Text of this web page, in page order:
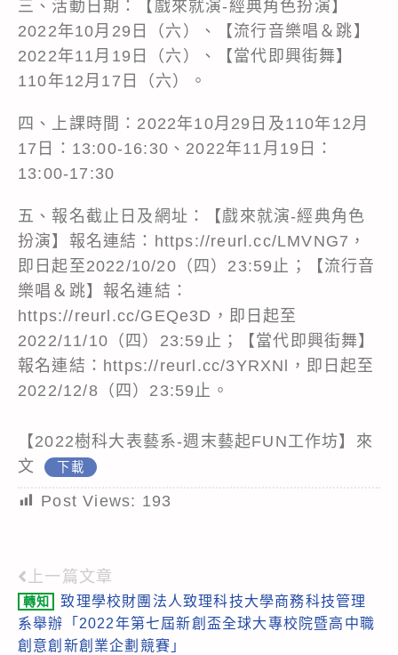
三、活動日期：【戲來就演-經典角色扮演】
2022年10月29日（六）、【流行音樂唱＆跳】
2022年11月19日（六）、【當代即興街舞】
110年12月17日（六）。
四、上課時間：2022年10月29日及110年12月
17日：13:00-16:30、2022年11月19日：
13:00-17:30
五、報名截止日及網址：【戲來就演-經典角色
扮演】報名連結：https://reurl.cc/LMVNG7，
即日起至2022/10/20（四）23:59止；【流行音
樂唱＆跳】報名連結：
https://reurl.cc/GEQe3D，即日起至
2022/11/10（四）23:59止；【當代即興街舞】
報名連結：https://reurl.cc/3YRXNl，即日起至
2022/12/8（四）23:59止。
【2022樹科大表藝系-週末藝起FUN工作坊】來
文
下載
Post Views: 193
Read
more
articles
上一篇文章
轉知
致理學校財團法人致理科技大學商務科技管理
系舉辦「2022年第七屆新創盃全球大專校院暨高中職
創意創新創業企劃競賽」